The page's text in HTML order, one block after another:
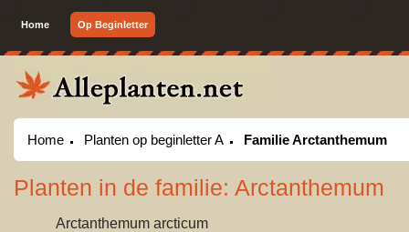
Home Op Beginletter
Home Planten op beginletter A Familie Arctanthemum
Planten in de familie: Arctanthemum
Arctanthemum arcticum